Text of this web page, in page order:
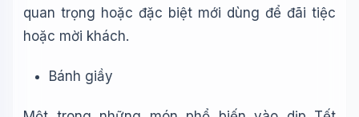
quan trọng hoặc đặc biệt mới dùng để đãi tiệc
hoặc mời khách.
Bánh giầy